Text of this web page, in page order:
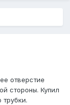
отверстие
стороны. Купил